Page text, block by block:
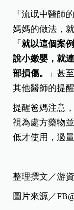
「流氓中醫師
媽媽的做法，
「就以這個案
說小嫩嬰，就
部損傷。
」甚
其他醫師的提
提醒爸媽注意
視為處方藥物
低才使用，過
整理撰文／游
圖片來源／